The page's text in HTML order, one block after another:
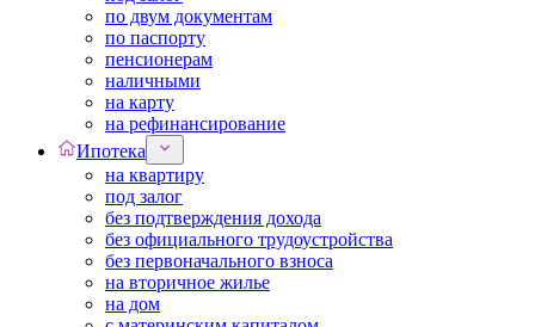
по двум документам
по паспорту
пенсионерам
наличными
на карту
на рефинансирование
Ипотека
на квартиру
под залог
без подтверждения дохода
без официального трудоустройства
без первоначального взноса
на вторичное жилье
на дом